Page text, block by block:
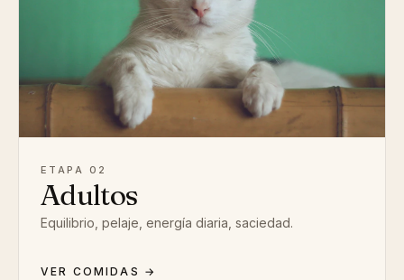
ETAPA 02
Adultos
Equilibrio, pelaje, energía diaria, saciedad.
VER COMIDAS →